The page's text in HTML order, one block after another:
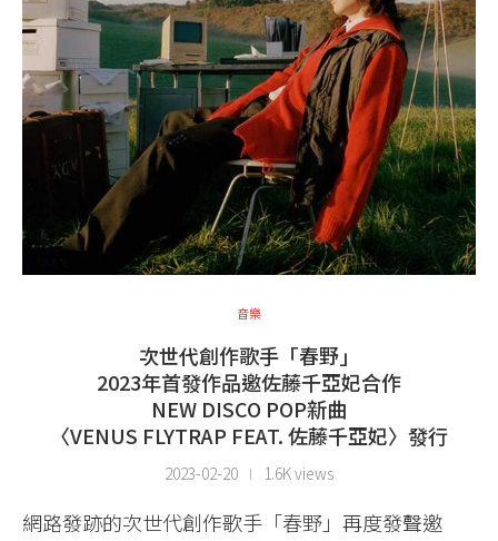
音樂
次世代創作歌手「春野」
2023年首發作品邀佐藤千亞妃合作
NEW DISCO POP新曲
〈VENUS FLYTRAP FEAT. 佐藤千亞妃〉發行
2023-02-20 1.6K views
網路發跡的次世代創作歌手「春野」再度發聲邀